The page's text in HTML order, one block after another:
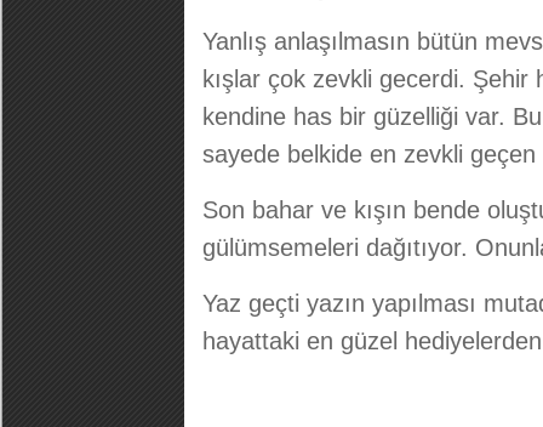
Yanlış anlaşılmasın bütün
kışlar çok zevkli gecerdi. Şehir
kendine has bir güzelliği var.
sayede belkide en zevkli geçen
Son bahar ve kışın bende
gülümsemeleri dağıtıyor.
Yaz geçti yazın yapılması
hayattaki en güzel